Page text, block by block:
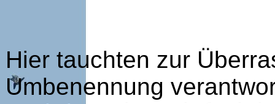
Hier tauchten zur
Umbenennung